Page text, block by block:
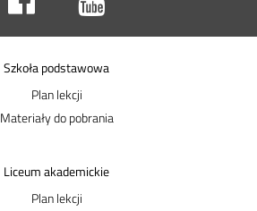
Szkoła podstawowa
Plan lekcji
Materiały do pobrania
Liceum akademickie
Plan lekcji